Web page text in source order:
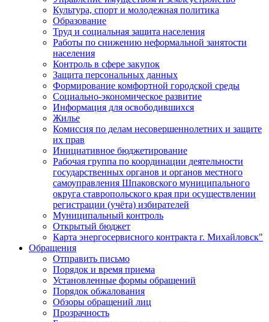
Культура, спорт и молодежная политика
Образование
Труд и социальная защита населения
Работы по снижению неформальной занятости
населения
Контроль в сфере закупок
Защита персональных данных
Формирование комфортной городской среды
Социально-экономическое развитие
Информация для освободившихся
Жилье
Комиссия по делам несовершеннолетних и защите
их прав
Инициативное бюджетирование
Рабочая группа по координации деятельности
государственных органов и органов местного
самоуправления Шпаковского муниципального
округа ставропольского края при осуществлении
регистрации (учёта) избирателей
Муниципальный контроль
Открытый бюджет
Карта энергосервисного контракта г. Михайловск"
Обращения
Отправить письмо
Порядок и время приема
Установленные формы обращений
Порядок обжалования
Обзоры обращений лиц
Прозрачность